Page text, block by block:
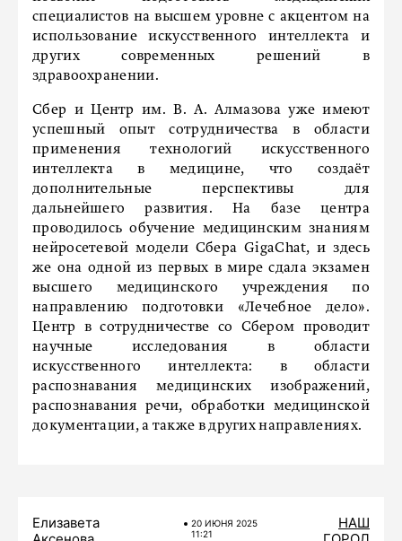
специалистов на высшем уровне с акцентом на
использование искусственного интеллекта и
других современных решений в
здравоохранении.
Сбер и Центр им. В. А. Алмазова уже имеют
успешный опыт сотрудничества в области
применения технологий искусственного
интеллекта в медицине, что создаёт
дополнительные перспективы для
дальнейшего развития. На базе центра
проводилось обучение медицинским знаниям
нейросетевой модели Сбера GigaChat, и здесь
же она одной из первых в мире сдала экзамен
высшего медицинского учреждения по
направлению подготовки «Лечебное дело».
Центр в сотрудничестве со Сбером проводит
научные исследования в области
искусственного интеллекта: в области
распознавания медицинских изображений,
распознавания речи, обработки медицинской
документации, а также в других направлениях.
Елизавета
20 ИЮНЯ 2025
11:21
НАШ